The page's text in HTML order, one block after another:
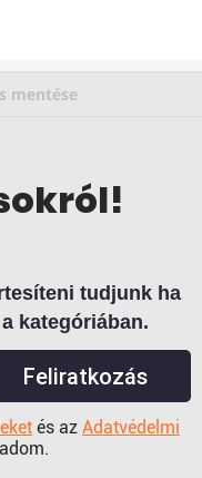
mentése
tudjunk ha
kategóriában.
Feliratkozás
és az Adatvédelmi